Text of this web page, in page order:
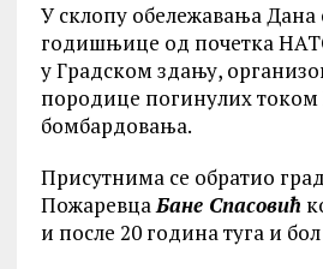
У склопу обележавања Дана
годишњице од почетка
у Градском здању,
породице погинулих
бомбардовања.
Присутнима се обратио
ПожаревцаБане Спасовић
и после 20 година туга и